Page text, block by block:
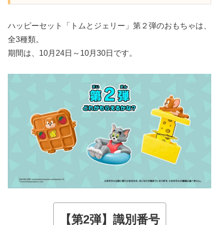
ハッピーセット「トムとジェリー」第２弾のおもちゃは、
全3種類。
期間は、10月24日～10月30日です。
【第2弾】識別番号